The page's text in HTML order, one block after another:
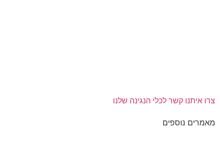
איתנו קשרלכלי הנגינה שלנו
נוספים